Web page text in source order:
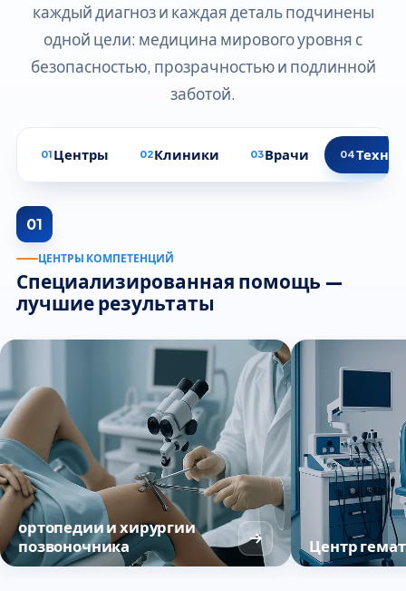
каждый диагноз и каждая деталь подчинены
одной цели: медицина мирового уровня с
безопасностью, прозрачностью и подлинной
заботой.
01 Центры 02Клиники 03Врачи 04
01
ЦЕНТРЫ КОМПЕТЕНЦИЙ
Специализированная помощь —
лучшие результаты
ортопедии и хирургии
позвоночника
Центр